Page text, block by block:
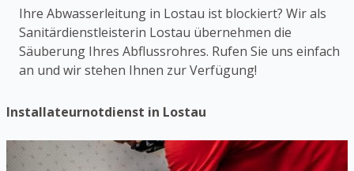
Ihre Abwasserleitung in Lostau ist blockiert? Wir als
Sanitärdienstleisterin Lostau übernehmen die
Säuberung Ihres Abflussrohres. Rufen Sie uns einfach
an und wir stehen Ihnen zur Verfügung!
Installateurnotdienst in Lostau